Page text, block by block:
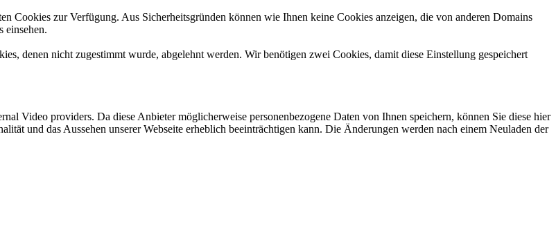
Cookies zur Verfügung. Aus Sicherheitsgründen können wie Ihnen keine Cookies anzeigen, die von anderen Domains
einsehen.
denen nicht zugestimmt wurde, abgelehnt werden. Wir benötigen zwei Cookies, damit diese Einstellung gespeichert
Video providers. Da diese Anbieter möglicherweise personenbezogene Daten von Ihnen speichern, können Sie diese hier
und das Aussehen unserer Webseite erheblich beeinträchtigen kann. Die Änderungen werden nach einem Neuladen der